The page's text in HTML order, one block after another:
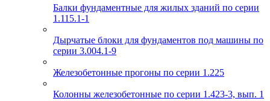
Балки фундаментные для жилых зданий по серии
1.115.1-1
Дырчатые блоки для фундаментов под машины по
серии 3.004.1-9
Железобетонные прогоны по серии 1.225
Колонны железобетонные по серии 1.423-3, вып. 1